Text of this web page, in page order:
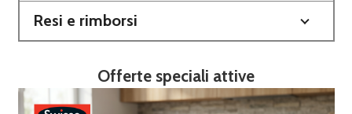
Resi e rimborsi
Offerte speciali attive